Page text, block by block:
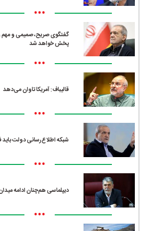
•••
گفتگوی صریح، صمیمی و مهم
پخش خواهد شد
•••
قالیباف: آمریکا تاوان می‌دهد
•••
شبکه اطلاع‌رسانی دولت
•••
دیپلماسی هم‌چنان ادامه
•••